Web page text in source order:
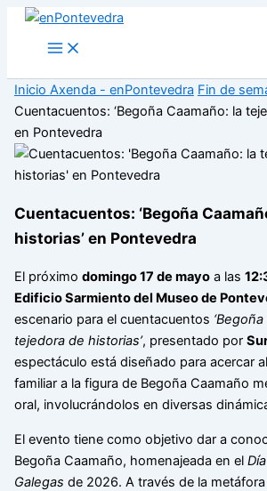
Main
Menu
Inicio Axenda - enPontevedra Fin de
Cuentacuentos: ‘Begoña Caamaño: la
en Pontevedra
Cuentacuentos: ‘Begoña
historias’ en Pontevedra
El próximo domingo 17 de mayoa las
Edificio Sarmiento del Museo de
escenario para el cuentacuentos
tejedora de historias’, presentado por
espectáculo está diseñado para acercar
familiar a la figura de Begoña Caamaño
oral, involucrándolos en diversas
El evento tiene como objetivo dar a
Begoña Caamaño, homenajeada en el
Galegas de 2026. A través de la